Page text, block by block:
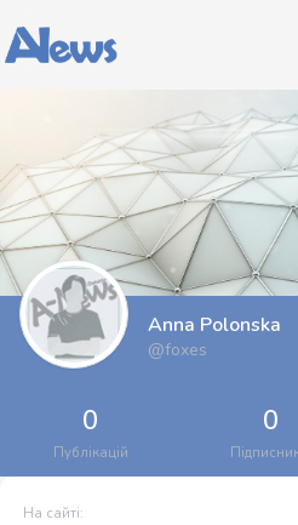
Anna Polonska
@foxes
0
Публікацій
0
На сайті: